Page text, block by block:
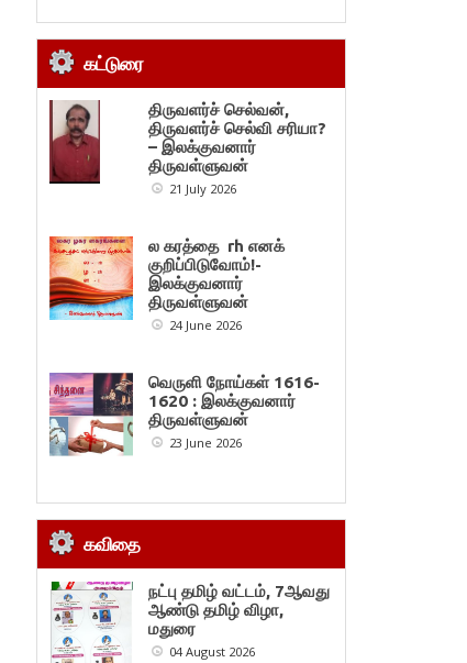
கட்டுரை
திருவளர்ச் செல்வன்,
திருவளர்ச் செல்வி சரியா?
– இலக்குவனார்
திருவள்ளுவன்
21 July 2026
ல கரத்தை rh எனக்
குறிப்பிடுவோம்!-
இலக்குவனார்
திருவள்ளுவன்
24 June 2026
வெருளி நோய்கள் 1616-
1620 : இலக்குவனார்
திருவள்ளுவன்
23 June 2026
கவிதை
நட்பு தமிழ் வட்டம், 7ஆவது
ஆண்டு தமிழ் விழா,
மதுரை
04 August 2026